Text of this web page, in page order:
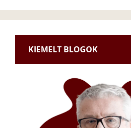
KIEMELT BLOGOK